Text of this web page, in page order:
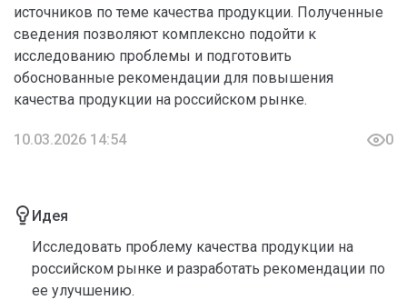
источников по теме качества продукции. Полученные
сведения позволяют комплексно подойти к
исследованию проблемы и подготовить
обоснованные рекомендации для повышения
качества продукции на российском рынке.
10.03.2026 14:54 0
Идея
Исследовать проблему качества продукции на
российском рынке и разработать рекомендации по
ее улучшению.